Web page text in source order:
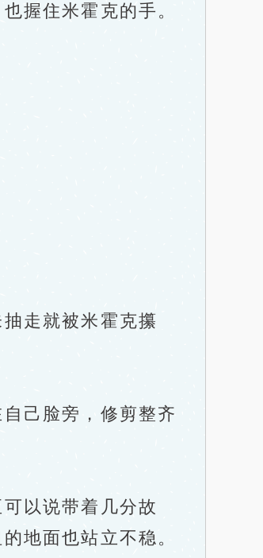
握住米霍克的手。
走就被米霍克攥
己脸旁，修剪整齐
以说带着几分故
地面也站立不稳。